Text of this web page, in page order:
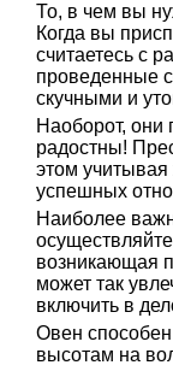
То, в чем вы
Когда вы
считаетесь с
проведенные
скучными и
Наоборот, они
радостны!
этом учитывая
успешных
Наиболее
возникающая
может так
включить в
Овен способен
высотам на